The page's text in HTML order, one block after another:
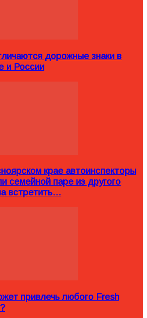
дорожные знаки в
и России
крае автоинспекторы
семейной паре из другого
встретить…
привлечь любого Fresh